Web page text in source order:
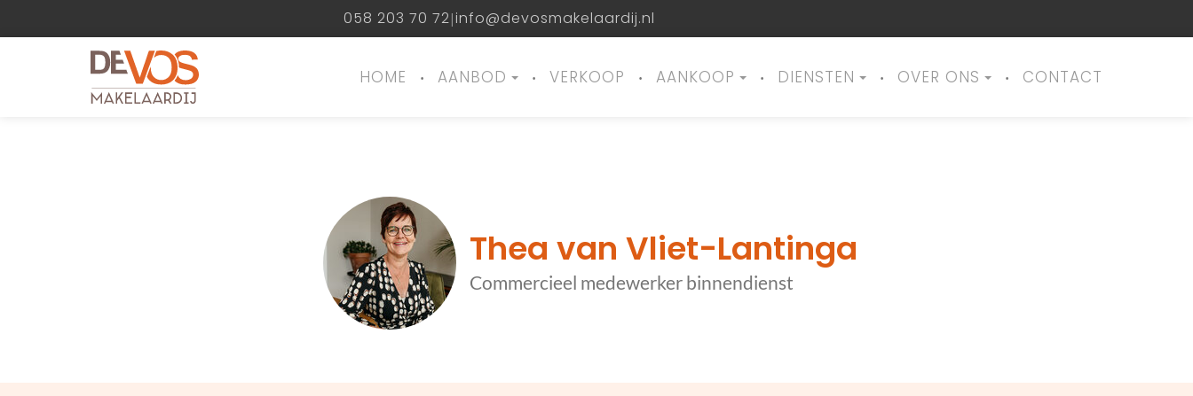
058 203 70 72|info@devosmakelaardij.nl
HOME AANBOD VERKOOP AANKOOP DIENSTEN OVER ONS CONTACT
Thea van Vliet-Lantinga
Commercieel medewerker binnendienst